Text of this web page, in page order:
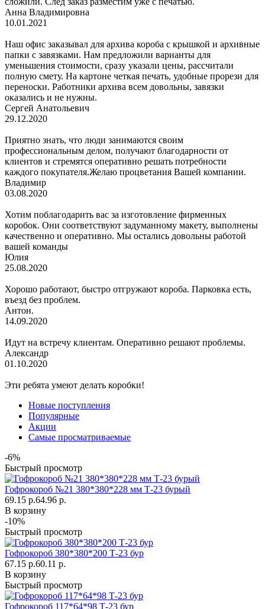
Анна Владимировна
10.01.2021
Наш офис заказывал для архива короба с крышкой и архивные
папки с завязками. Нам предложили варианты для
уменьшения стоимости, сразу указали цены, рассчитали
полную смету. На картоне четкая печать, удобные прорези для
переноски. Работники архива всем довольны, завязки
оказались и не нужны.
Сергей Анатольевич
29.12.2020
Приятно знать, что люди занимаются своим
профессиональным делом, получают благодарности от
клиентов и стремятся оперативно решать потребности
каждого покупателя.Желаю процветания Вашей компании.
Владимир
03.08.2020
Хотим поблагодарить вас за изготовление фирменных
коробок. Они соответствуют задуманному макету, выполнены
качественно и оперативно. Мы остались довольны работой
вашей команды
Юлия
25.08.2020
Хорошо работают, быстро отгружают короба. Парковка есть,
въезд без проблем.
Антон.
14.09.2020
Идут на встречу клиентам. Оперативно решают проблемы.
Александр
01.10.2020
Эти ребята умеют делать коробки!
Новые поступления
Популярные
Акции
Самые просматриваемые
-6%
Быстрый просмотр
Гофрокороб №21 380*380*228 мм Т-23 бурый
69.15 р.64.96 р.
В корзину
-10%
Быстрый просмотр
Гофрокороб 380*380*200 Т-23 бур
67.15 р.60.11 р.
В корзину
Быстрый просмотр
Гофрокороб 117*64*98 Т-23 бур